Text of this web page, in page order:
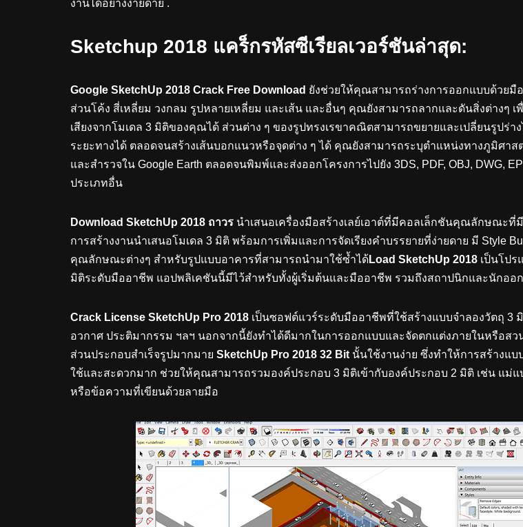
งานได้อย่างง่ายดาย .
Sketchup 2018 แคร็กรหัสซีเรียลเวอร์ชันล่าสุด:
Google SketchUp 2018 Crack Free Download ยังช่วยให้คุณสามารถร่างการออกแบบด้วยมื
ส่วนโค้ง สี่เหลี่ยม วงกลม รูปหลายเหลี่ยม และเส้น และอื่นๆ คุณยังสามารถลากและดันสิ่งต่างๆ เ
เสียงจากโมเดล 3 มิติของคุณได้ ส่วนต่าง ๆ ของรูปทรงเรขาคณิตสามารถขยายและเปลี่ยนรูปร่า
ระยะทางได้ ตลอดจนสร้างเส้นบอกแนวหรือจุดต่าง ๆ ได้ คุณยังสามารถระบุตำแหน่งทางภูมิศาส
และสำรวจใน Google Earth ตลอดจนพิมพ์และส่งออกโครงการไปยัง 3DS, PDF, OBJ, DWG,
ประเภทอื่น
Download SketchUp 2018 ถาวร นำเสนอเครื่องมือสร้างเลย์เอาต์ที่มีคอลเล็กชันคุณลักษณะที่
การสร้างงานนำเสนอโมเดล 3 มิติ พร้อมการเพิ่มและการจัดเรียงคำบรรยายที่ง่ายดาย มี Style
คุณลักษณะต่างๆ สำหรับรูปแบบอาคารที่สามารถนำมาใช้ซ้ำได้Load SketchUp 2018 เป็นโปร
มิติระดับมืออาชีพ แอปพลิเคชันนี้มีไว้สำหรับทั้งผู้เริ่มต้นและมืออาชีพ รวมถึงสถาปนิกและนักออ
Crack License SketchUp Pro 2018 เป็นซอฟต์แวร์ระดับมืออาชีพที่ใช้สร้างแบบจำลองวัตถุ 3
อวกาศ ประติมากรรม ฯลฯ นอกจากนี้ยังทำได้ดีมากในการออกแบบและจัดตกแต่งภายในหรือสว
ส่วนประกอบสำเร็จรูปมากมาย SketchUp Pro 2018 32 Bit นั้นใช้งานง่าย ซึ่งทำให้การสร้างแ
ใช้และสะดวกมาก ช่วยให้คุณสามารถรวมองค์ประกอบ 3 มิติเข้ากับองค์ประกอบ 2 มิติ เช่น แม่
หรือข้อความที่เขียนด้วยลายมือ